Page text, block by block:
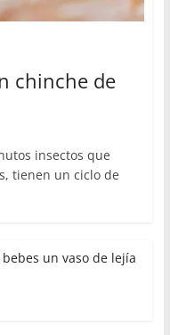
chinche de
insectos que
tienen un ciclo de
un vaso de lejía